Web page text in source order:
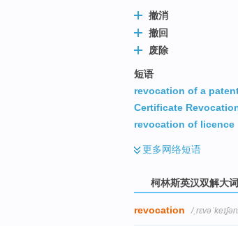
撤消
撤回
废除
短语
revocation of a
Certificate
revocation of licence
更多网络短语
柯林斯英汉双解大
revocation /